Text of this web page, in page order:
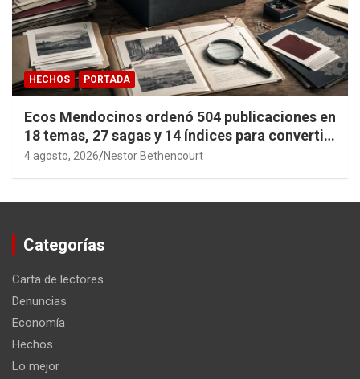
HECHOS PORTADA
Ecos Mendocinos ordenó 504 publicaciones en
18 temas, 27 sagas y 14 índices para convertir
años de investigación en memoria pública
4 agosto, 2026 Nestor Bethencourt
Categorías
Carta de lectores
Denuncias
Economía
Hechos
Lo mejor